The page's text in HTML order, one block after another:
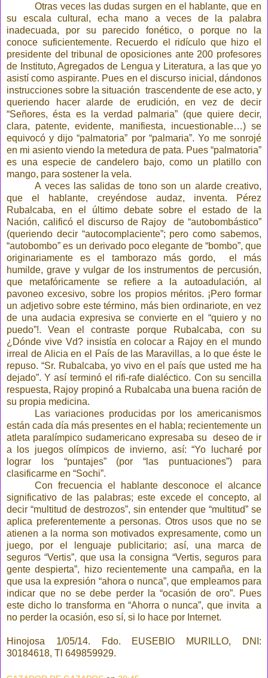
Otras veces las dudas surgen en el hablante, que en
su escala cultural, echa mano a veces de la palabra
inadecuada, por su parecido fonético, o porque no la
conoce suficientemente. Recuerdo el ridículo que hizo el
presidente del tribunal de oposiciones ante 200 profesores
de Instituto, Agregados de Lengua y Literatura, a las que yo
asistí como aspirante. Pues en el discurso inicial, dándonos
instrucciones sobre la situación trascendente de ese acto, y
queriendo hacer alarde de erudición, en vez de decir
“Señores, ésta es la verdad palmaria” (que quiere decir,
clara, patente, evidente, manifiesta, incuestionable…) se
equivocó y dijo “palmatoria” por “palmaria”. Yo me sonrojé
en mi asiento viendo la metedura de pata. Pues “palmatoria”
es una especie de candelero bajo, como un platillo con
mango, para sostener la vela.
A veces las salidas de tono son un alarde creativo,
que el hablante, creyéndose audaz, inventa. Pérez
Rubalcaba, en el último debate sobre el estado de
la
Nación, calificó el discurso de Rajoy de “autobombástico”
(queriendo decir “autocomplaciente”; pero como sabemos,
“autobombo” es un derivado poco elegante de “bombo”, que
originariamente es el tamborazo más gordo, el más
humilde, grave y vulgar de los instrumentos de percusión,
que metafóricamente se refiere a la autoadulación, al
pavoneo excesivo, sobre los propios méritos. ¡Pero formar
un adjetivo sobre este término, más bien ordinariote, en vez
de una audacia expresiva se convierte en el “quiero y no
puedo”!. Vean el contraste porque Rubalcaba, con su
¿Dónde vive Vd? insistía en colocar a Rajoy en el mundo
irreal de Alicia en el País de las Maravillas, a lo que éste le
repuso. “Sr. Rubalcaba, yo vivo en el país que usted me ha
dejado”. Y así terminó el rifi-rafe dialéctico. Con su sencilla
respuesta, Rajoy propinó a Rubalcaba una buena ración de
su propia medicina.
Las variaciones producidas por los americanismos
están cada día más presentes en el habla; recientemente un
atleta paralímpico sudamericano expresaba su deseo de ir
a los juegos olímpicos de invierno, así: “Yo lucharé por
lograr los “puntajes” (por “las puntuaciones”) para
clasificarme en “Sochi”.
Con frecuencia el hablante desconoce el alcance
significativo de las palabras; este excede el concepto, al
decir “multitud de destrozos”, sin entender que “multitud” se
aplica preferentemente a personas. Otros usos que no se
atienen a la norma son motivados expresamente, como un
juego, por el lenguaje publicitario; así, una marca de
seguros “Vertis”, que usa la consigna “Vertis, seguros para
gente despierta”, hizo recientemente una campaña, en la
que usa la expresión “ahora o nunca”, que empleamos para
indicar que no se debe perder la “ocasión de oro”. Pues
este dicho lo transforma en “Ahorra o nunca”, que invita a
no perder la ocasión, eso sí, si lo hace por Internet.
Hinojosa 1/05/14. Fdo. EUSEBIO MURILLO, DNI:
30184618, Tl 649859929.